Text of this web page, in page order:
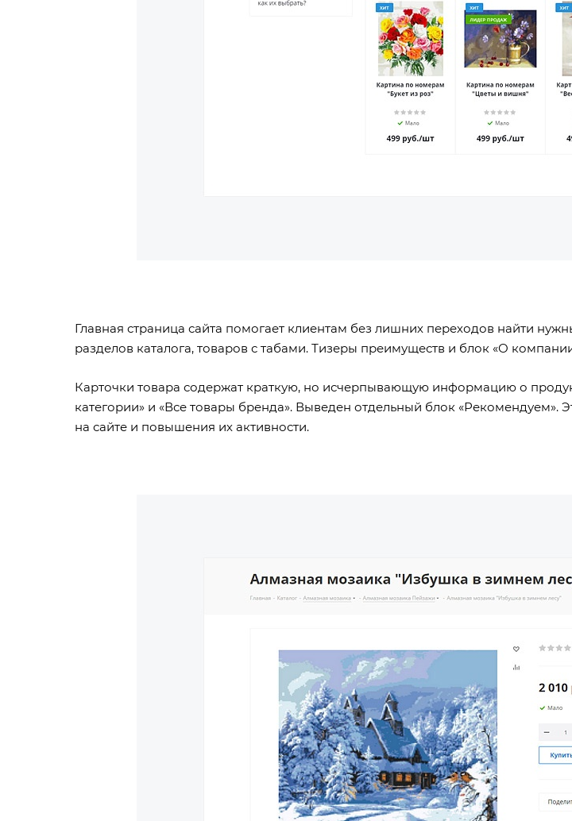
Главная страница сайта помогает клиентам без лишних переходов найти
разделов каталога, товаров с табами. Тизеры преимуществ и блок «О
Карточки товара содержат краткую, но исчерпывающую информацию о
категории» и «Все товары бренда». Выведен отдельный блок
на сайте и повышения их активности.